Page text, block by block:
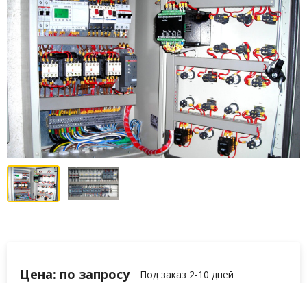
Цена: по запросу Под заказ 2-10 дней